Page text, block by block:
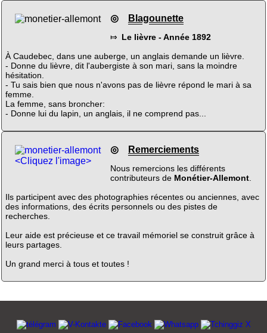
◎ Blagounette
⤇ Le lièvre - Année 1892
À Caudebec, dans une auberge, un anglais demande un lièvre.
- Donne du lièvre, dit l'aubergiste à son mari, sans la moindre
hésitation.
- Tu sais bien que nous n'avons pas de lièvre répond le mari à sa
femme.
La femme, sans broncher:
- Donne lui du lapin, un anglais, il ne comprend pas...
<Cliquez l'image>
◎ Remerciements
Nous remercions les différents
contributeurs de Monétier-Allemont.
Ils participent avec des photographies récentes ou anciennes, avec
des informations, des écrits personnels ou des pistes de
recherches.
Leur aide est précieuse et ce travail mémoriel se construit grâce à
leurs partages.
Un grand merci à tous et toutes !